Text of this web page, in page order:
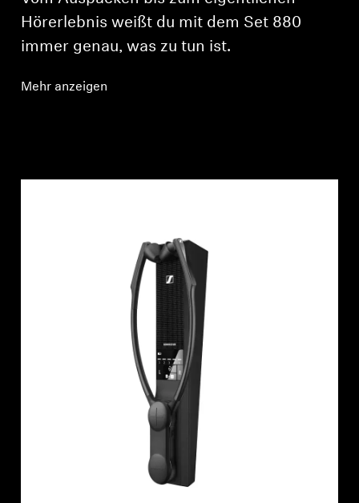
Hörerlebnis weißt du mit dem Set 880
immer genau, was zu tun ist.
Mehr anzeigen